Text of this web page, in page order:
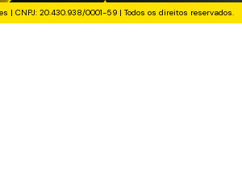
| CNPJ: 20.430.938/0001-59 | Todos os direitos reservados.